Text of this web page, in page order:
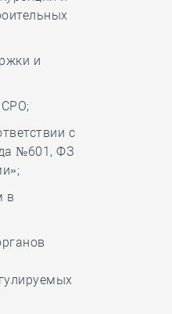
и
с
№601, ФЗ
в